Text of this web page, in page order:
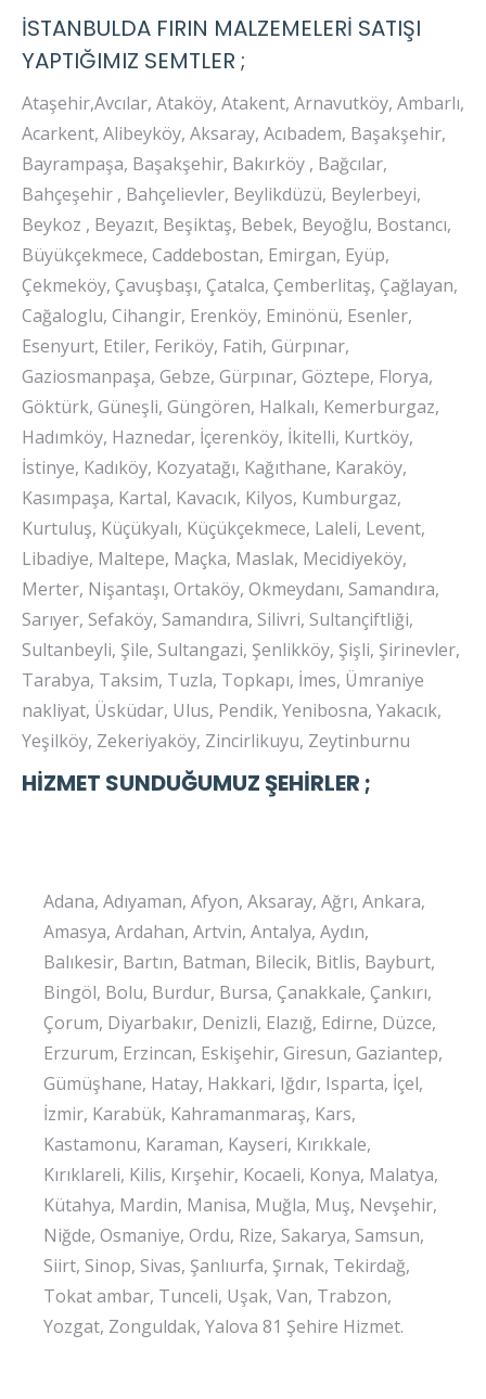
İSTANBULDA FIRIN MALZEMELERİ SATIŞI
YAPTIĞIMIZ SEMTLER ;
Ataşehir,Avcılar, Ataköy, Atakent, Arnavutköy, Ambarlı,
Acarkent, Alibeyköy, Aksaray, Acıbadem, Başakşehir,
Bayrampaşa, Başakşehir, Bakırköy , Bağcılar,
Bahçeşehir , Bahçelievler, Beylikdüzü, Beylerbeyi,
Beykoz , Beyazıt, Beşiktaş, Bebek, Beyoğlu, Bostancı,
Büyükçekmece, Caddebostan, Emirgan, Eyüp,
Çekmeköy, Çavuşbaşı, Çatalca, Çemberlitaş, Çağlayan,
Cağaloglu, Cihangir, Erenköy, Eminönü, Esenler,
Esenyurt, Etiler, Feriköy, Fatih, Gürpınar,
Gaziosmanpaşa, Gebze, Gürpınar, Göztepe, Florya,
Göktürk, Güneşli, Güngören, Halkalı, Kemerburgaz,
Hadımköy, Haznedar, İçerenköy, İkitelli, Kurtköy,
İstinye, Kadıköy, Kozyatağı, Kağıthane, Karaköy,
Kasımpaşa, Kartal, Kavacık, Kilyos, Kumburgaz,
Kurtuluş, Küçükyalı, Küçükçekmece, Laleli, Levent,
Libadiye, Maltepe, Maçka, Maslak, Mecidiyeköy,
Merter, Nişantaşı, Ortaköy, Okmeydanı, Samandıra,
Sarıyer, Sefaköy, Samandıra, Silivri, Sultançiftliği,
Sultanbeyli, Şile, Sultangazi, Şenlikköy, Şişli, Şirinevler,
Tarabya, Taksim, Tuzla, Topkapı, İmes, Ümraniye
nakliyat, Üsküdar, Ulus, Pendik, Yenibosna, Yakacık,
Yeşilköy, Zekeriyaköy, Zincirlikuyu, Zeytinburnu
HİZMET SUNDUĞUMUZ ŞEHİRLER ;
Adana, Adıyaman, Afyon, Aksaray, Ağrı, Ankara,
Amasya, Ardahan, Artvin, Antalya, Aydın,
Balıkesir, Bartın, Batman, Bilecik, Bitlis, Bayburt,
Bingöl, Bolu, Burdur, Bursa, Çanakkale, Çankırı,
Çorum, Diyarbakır, Denizli, Elazığ, Edirne, Düzce,
Erzurum, Erzincan, Eskişehir, Giresun, Gaziantep,
Gümüşhane, Hatay, Hakkari, Iğdır, Isparta, İçel,
İzmir, Karabük, Kahramanmaraş, Kars,
Kastamonu, Karaman, Kayseri, Kırıkkale,
Kırıklareli, Kilis, Kırşehir, Kocaeli, Konya, Malatya,
Kütahya, Mardin, Manisa, Muğla, Muş, Nevşehir,
Niğde, Osmaniye, Ordu, Rize, Sakarya, Samsun,
Siirt, Sinop, Sivas, Şanlıurfa, Şırnak, Tekirdağ,
Tokat ambar, Tunceli, Uşak, Van, Trabzon,
Yozgat, Zonguldak, Yalova 81 Şehire Hizmet.